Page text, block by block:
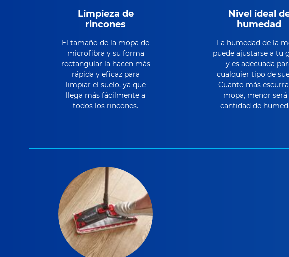
Limpieza de
rincones
El tamaño de la mopa de
microfibra y su forma
rectangular la hacen más
rápida y eficaz para
limpiar el suelo, ya que
llega más fácilmente a
todos los rincones.
Nivel ideal
humedad
La humedad de la
puede ajustarse a tu
y es adecuada
cualquier tipo de
Cuanto más
mopa, menor será
cantidad de